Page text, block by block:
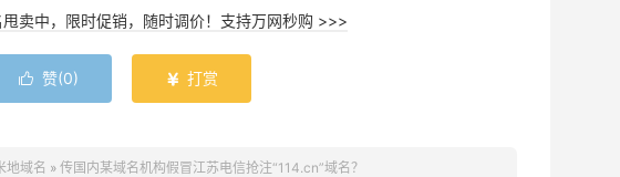
卖中，限时促销，随时调价！支持万网秒购 >>>
 赞(0)  打赏
地域名 » 传国内某域名机构假冒江苏电信抢注“114.cn”域名？